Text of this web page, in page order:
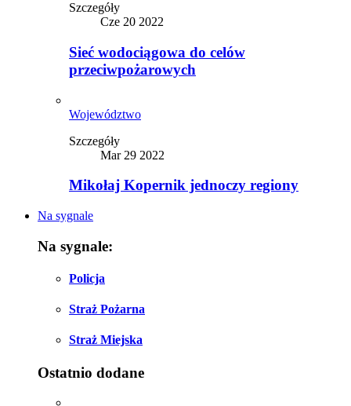
Szczegóły
Cze 20 2022
Sieć wodociągowa do celów
przeciwpożarowych
Województwo
Szczegóły
Mar 29 2022
Mikołaj Kopernik jednoczy regiony
Na sygnale
Na sygnale:
Policja
Straż Pożarna
Straż Miejska
Ostatnio dodane